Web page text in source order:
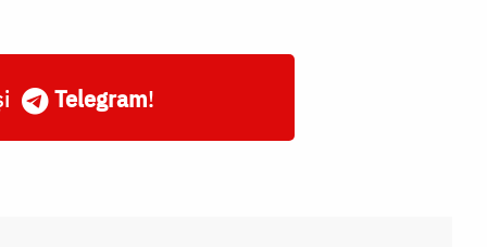
Telegram!